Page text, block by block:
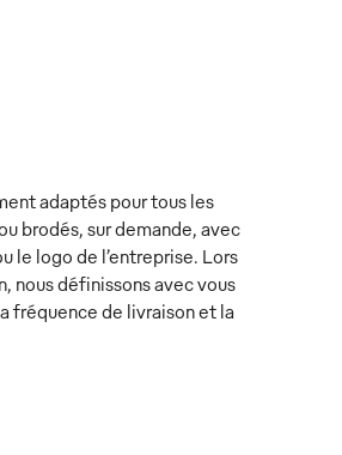
adaptés pour tous les
brodés, sur demande, avec
le logo de l’entreprise. Lors
nous définissons avec vous
fréquence de livraison et la